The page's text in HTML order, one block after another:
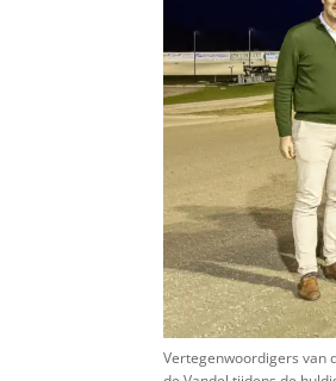
Vertegenwoordigers van